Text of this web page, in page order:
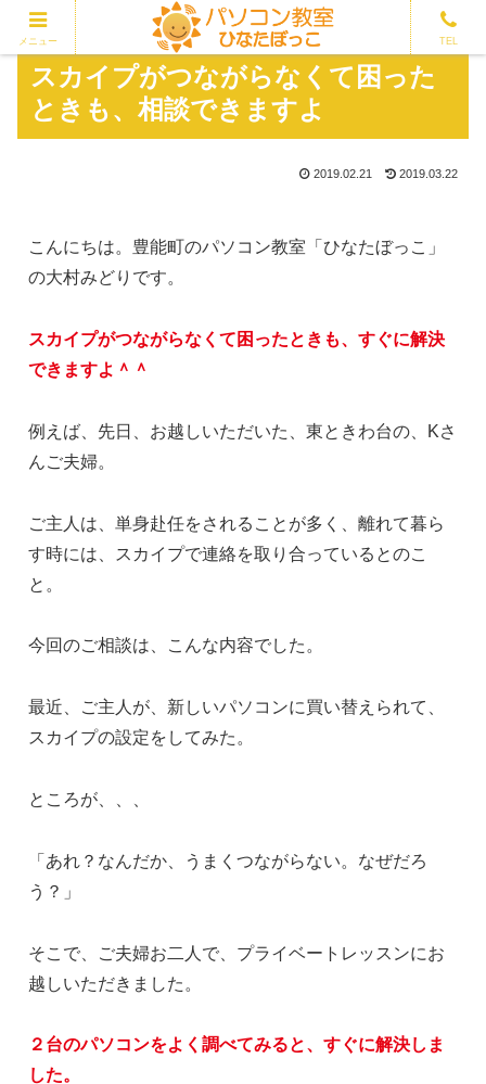
スカイプがつながらなくて困った
ときも、相談できますよ
2019.02.21 2019.03.22
こんにちは。豊能町のパソコン教室「ひなたぼっこ」
の大村みどりです。
スカイプがつながらなくて困ったときも、すぐに解決
できますよ＾＾
例えば、先日、お越しいただいた、東ときわ台の、Kさ
んご夫婦。
ご主人は、単身赴任をされることが多く、離れて暮ら
す時には、スカイプで連絡を取り合っているとのこ
と。
今回のご相談は、こんな内容でした。
最近、ご主人が、新しいパソコンに買い替えられて、
スカイプの設定をしてみた。
ところが、、、
「あれ？なんだか、うまくつながらない。なぜだろ
う？」
そこで、ご夫婦お二人で、プライベートレッスンにお
越しいただきました。
２台のパソコンをよく調べてみると、すぐに解決しま
した。
メニュー TEL